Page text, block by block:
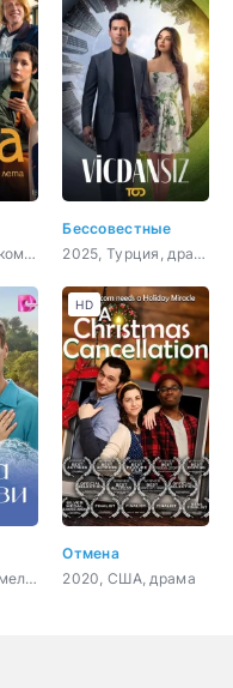
2026, Россия, комедия, драма
Бессовестные
2025, Турция, драма
2026, Россия, мелодрама
Отмена
2020, США, драма
HD